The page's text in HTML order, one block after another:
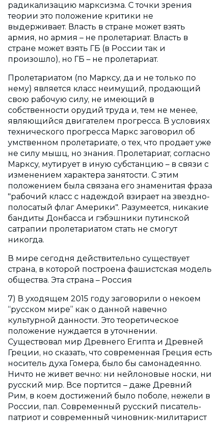
радикализацию марксизма. С точки зрения
теории это положение критики не
выдерживает. Власть в стране может взять
армия, но армия – не пролетариат. Власть в
стране может взять ГБ (в России так и
произошло), но ГБ – не пролетариат.
Пролетариатом (по Марксу, да и не только по
нему) является класс неимущий, продающий
свою рабочую силу, не имеющий в
собственности орудий труда и, тем не менее,
являющийся двигателем прогресса. В условиях
технического прогресса Маркс заговорил об
умственном пролетариате, о тех, что продает уже
не силу мышц, но знания. Пролетариат, согласно
Марксу, мутирует в иную субстанцию – в связи с
изменением характера занятости. С этим
положением была связана его знаменитая фраза
"рабочий класс с надеждой взирает на звездно-
полосатый флаг Америки". Разумеется, никакие
бандиты Донбасса и гэбэшники путинской
сатрапии пролетариатом стать не смогут
никогда.
В мире сегодня действительно существует
страна, в которой построена фашистская модель
общества. Эта страна – Россия
7) В уходящем 2015 году заговорили о некоем
“русском мире” как о данной навечно
культурной данности. Это теоретическое
положение нуждается в уточнении.
Существовал мир Древнего Египта и Древней
Греции, но сказать, что современная Греция есть
носитель духа Гомера, было бы самонадеянно.
Ничто не живет вечно: ни нейлоновые носки, ни
русский мир. Все портится – даже Древний
Рим, в коем достижений было поболе, нежели в
России, пал. Современный русский писатель-
патриот и современный чиновник-милитарист